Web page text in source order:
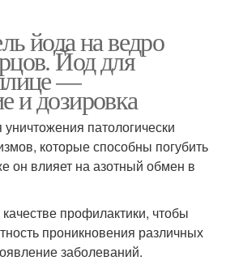
йода на ведро
Йод для
—
и дозировка
патологически
которые способны погубить
он влияет на азотный обмен в
профилактики, чтобы
проникновения различных
заболеваний.